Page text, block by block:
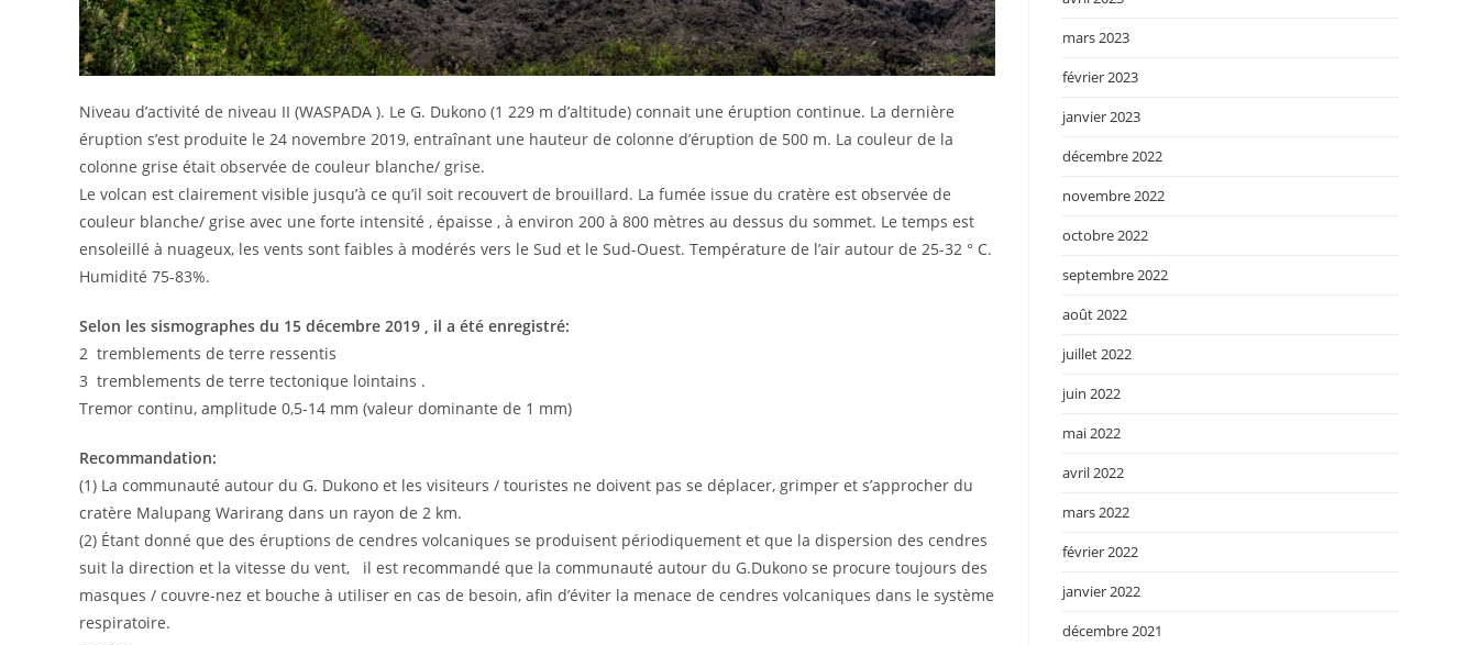
Niveau d’activité de niveau II (WASPADA ). Le G. Dukono (1 229 m d’altitude) connait une éruption continue. La dernière
éruption s’est produite le 24 novembre 2019, entraînant une hauteur de colonne d’éruption de 500 m. La couleur de la
colonne grise était observée de couleur blanche/ grise.
Le volcan est clairement visible jusqu’à ce qu’il soit recouvert de brouillard. La fumée issue du cratère est observée de
couleur blanche/ grise avec une forte intensité , épaisse , à environ 200 à 800 mètres au dessus du sommet. Le temps est
ensoleillé à nuageux, les vents sont faibles à modérés vers le Sud et le Sud-Ouest. Température de l’air autour de 25-32 ° C.
Humidité 75-83%.
Selon les sismographes du 15 décembre 2019 , il a été enregistré:
2 tremblements de terre ressentis
3 tremblements de terre tectonique lointains .
Tremor continu, amplitude 0,5-14 mm (valeur dominante de 1 mm)
Recommandation:
(1) La communauté autour du G. Dukono et les visiteurs / touristes ne doivent pas se déplacer, grimper et s’approcher du
cratère Malupang Warirang dans un rayon de 2 km.
(2) Étant donné que des éruptions de cendres volcaniques se produisent périodiquement et que la dispersion des cendres
suit la direction et la vitesse du vent, il est recommandé que la communauté autour du G.Dukono se procure toujours des
masques / couvre-nez et bouche à utiliser en cas de besoin, afin d’éviter la menace de cendres volcaniques dans le système
respiratoire.
mars 2023
février 2023
janvier 2023
décembre 2022
novembre 2022
octobre 2022
septembre 2022
août 2022
juillet 2022
juin 2022
mai 2022
avril 2022
mars 2022
février 2022
janvier 2022
décembre 2021